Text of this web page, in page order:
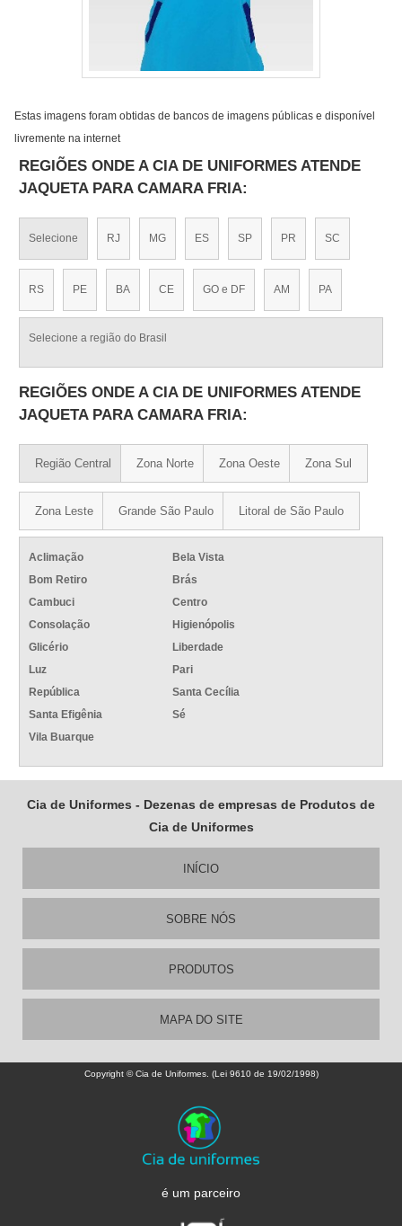
Estas imagens foram obtidas de bancos de imagens públicas e disponível
livremente na internet
REGIÕES ONDE A CIA DE UNIFORMES ATENDE
JAQUETA PARA CAMARA FRIA:
Selecione RJ MG ES SP PR SC
RS PE BA CE GO e DF AM PA
Selecione a região do Brasil
REGIÕES ONDE A CIA DE UNIFORMES ATENDE
JAQUETA PARA CAMARA FRIA:
Região Central Zona Norte Zona Oeste Zona Sul
Zona Leste Grande São Paulo Litoral de São Paulo
Aclimação
Bela Vista
Bom Retiro
Brás
Cambuci
Centro
Consolação
Higienópolis
Glicério
Liberdade
Luz
Pari
República
Santa Cecília
Santa Efigênia
Sé
Vila Buarque
Cia de Uniformes - Dezenas de empresas de Produtos de
Cia de Uniformes
INÍCIO
SOBRE NÓS
PRODUTOS
MAPA DO SITE
Copyright © Cia de Uniformes. (Lei 9610 de 19/02/1998)
é um parceiro